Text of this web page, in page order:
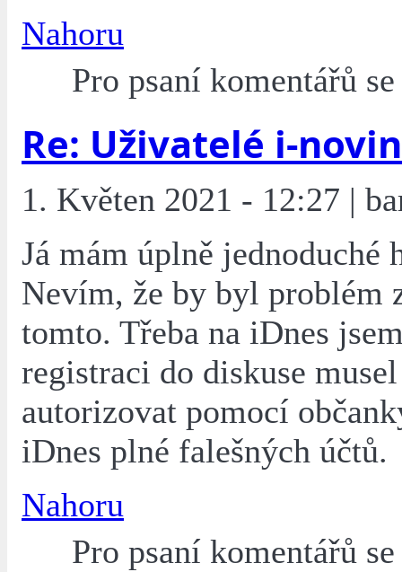
Nahoru
Pro psaní komentářů
Re: Uživatelé i-novin
1. Květen 2021 - 12:27 |
Já mám úplně jednoduché
Nevím, že by byl problém
tomto. Třeba na iDnes
registraci do diskuse
autorizovat pomocí
iDnes plné falešných účtů.
Nahoru
Pro psaní komentářů